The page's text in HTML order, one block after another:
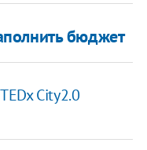
бюджет
City2.0